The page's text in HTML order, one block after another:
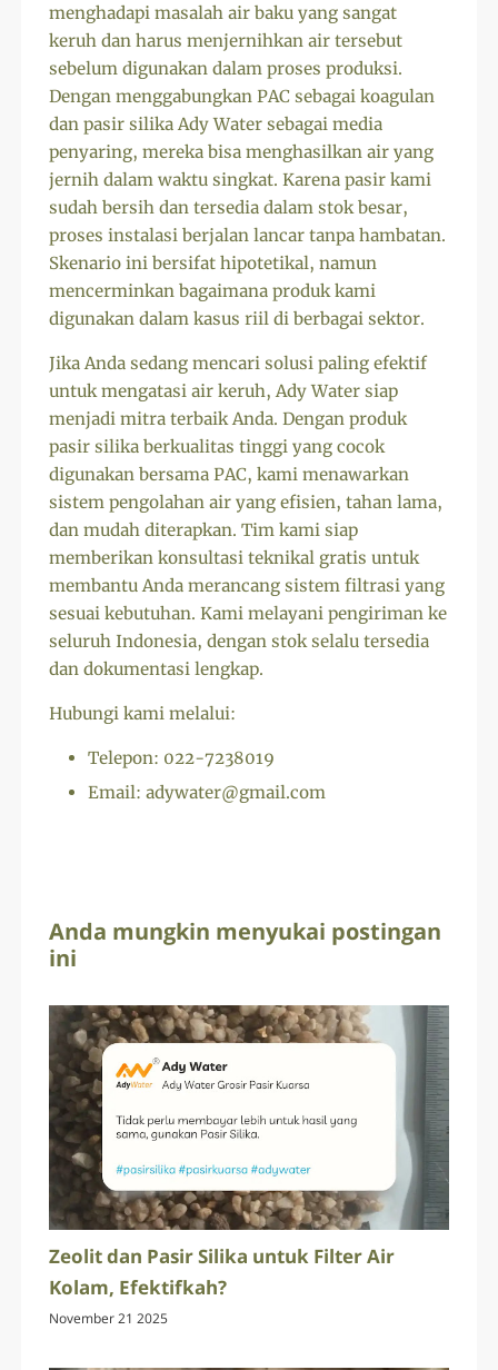
menghadapi masalah air baku yang sangat
keruh dan harus menjernihkan air tersebut
sebelum digunakan dalam proses produksi.
Dengan menggabungkan PAC sebagai koagulan
dan pasir silika Ady Water sebagai media
penyaring, mereka bisa menghasilkan air yang
jernih dalam waktu singkat. Karena pasir kami
sudah bersih dan tersedia dalam stok besar,
proses instalasi berjalan lancar tanpa hambatan.
Skenario ini bersifat hipotetikal, namun
mencerminkan bagaimana produk kami
digunakan dalam kasus riil di berbagai sektor.
Jika Anda sedang mencari solusi paling efektif
untuk mengatasi air keruh, Ady Water siap
menjadi mitra terbaik Anda. Dengan produk
pasir silika berkualitas tinggi yang cocok
digunakan bersama PAC, kami menawarkan
sistem pengolahan air yang efisien, tahan lama,
dan mudah diterapkan. Tim kami siap
memberikan konsultasi teknikal gratis untuk
membantu Anda merancang sistem filtrasi yang
sesuai kebutuhan. Kami melayani pengiriman ke
seluruh Indonesia, dengan stok selalu tersedia
dan dokumentasi lengkap.
Hubungi kami melalui:
Telepon: 022-7238019
Email: adywater@gmail.com
Anda mungkin menyukai postingan
ini
Zeolit dan Pasir Silika untuk Filter Air
Kolam, Efektifkah?
November 21 2025